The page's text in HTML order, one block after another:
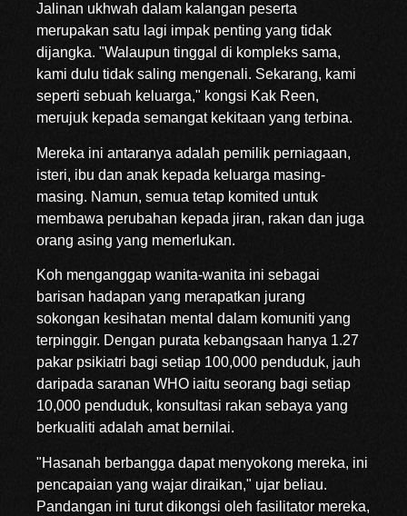
Jalinan ukhwah dalam kalangan peserta
merupakan satu lagi impak penting yang tidak
dijangka. "Walaupun tinggal di kompleks sama,
kami dulu tidak saling mengenali. Sekarang, kami
seperti sebuah keluarga," kongsi Kak Reen,
merujuk kepada semangat kekitaan yang terbina.
Mereka ini antaranya adalah pemilik perniagaan,
isteri, ibu dan anak kepada keluarga masing-
masing. Namun, semua tetap komited untuk
membawa perubahan kepada jiran, rakan dan juga
orang asing yang memerlukan.
Koh menganggap wanita-wanita ini sebagai
barisan hadapan yang merapatkan jurang
sokongan kesihatan mental dalam komuniti yang
terpinggir. Dengan purata kebangsaan hanya 1.27
pakar psikiatri bagi setiap 100,000 penduduk, jauh
daripada saranan WHO iaitu seorang bagi setiap
10,000 penduduk, konsultasi rakan sebaya yang
berkualiti adalah amat bernilai.
"Hasanah berbangga dapat menyokong mereka, ini
pencapaian yang wajar diraikan," ujar beliau.
Pandangan ini turut dikongsi oleh fasilitator mereka,